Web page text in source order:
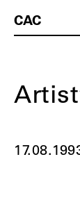
CAC